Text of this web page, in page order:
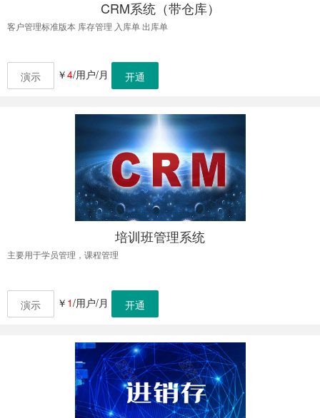
CRM系统（带仓库）
客户管理标准版本 库存管理 入库单 出库单
演示 ￥4/用户/月 开通
培训班管理系统
主要用于学员管理，课程管理
演示 ￥ 1/用户/月 开通